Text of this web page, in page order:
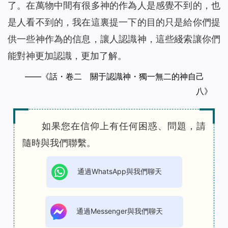
了。在萬物中間有很多神的作為人是感覺不到的，也
是人看不到的，我在這裏提一下的目的只是給你們提
供一些神作為的信息，讓人認識神，這些綫索讓你們
能對神更加認識，更加了解。
——《話・卷二 關于認識神・獨一無二的神自己
八》
如果您在信仰上有任何困惑、問題，請
隨時與我們聯繫。
通過WhatsApp與我們聊天
通過Messenger與我們聊天